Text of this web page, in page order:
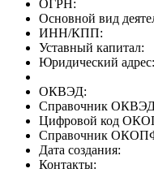
ОГРН:
Основной вид
ИНН/КПП:
Уставный капитал:
Юридический адрес:
ОКВЭД:
Справочник
Цифровой код
Справочник
Дата создания:
Контакты: